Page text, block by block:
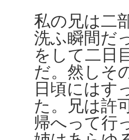
私の兄は二
洗ふ瞬間だ
をして二日
だ。然しそ
日頃にはす
た。兄は許
帰へって行